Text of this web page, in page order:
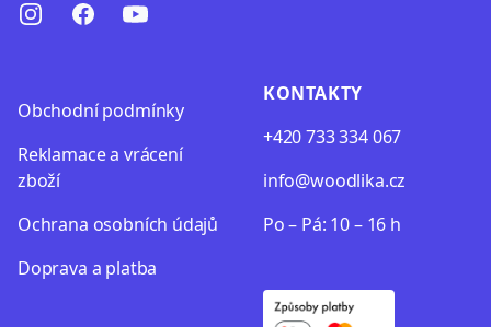
InstagramFacebookYoutube
Obchodní podmínky
Reklamace a vrácení
zboží
Oсhrana osobních údajů
Doprava a platba
KONTAKTY
+420 733 334 067
info@woodlika.cz
Po – Pá: 10 – 16 h